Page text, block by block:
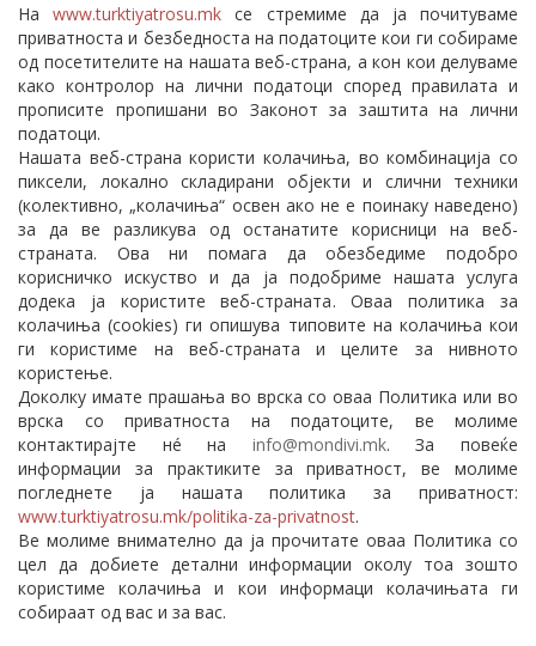
Наwww.turktiyatrosu.mk се стремиме да ја почитуваме
приватноста и безбедноста на податоците кои ги собираме
од посетителите на нашата веб-страна, а кон кои делуваме
како контролор на лични податоци според правилата и
прописите пропишани во Законот за заштита на лични
податоци.
Нашата веб-страна користи колачиња, во комбинација со
пиксели, локално складирани објекти и слични техники
(колективно, „колачиња“ освен ако не е поинаку наведено)
за да ве разликува од останатите корисници на веб-
страната. Ова ни помага да обезбедиме подобро
корисничко искуство и да ја подобриме нашата услуга
додека ја користите веб-страната. Оваа политика за
колачиња (cookies) ги опишува типовите на колачиња кои
ги користиме на веб-страната и целите за нивното
користење.
Доколку имате прашања во врска со оваа Политика или во
врска со приватноста на податоците, ве молиме
контактирајте нé на info@mondivi.mk. За повеќе
информации за практиките за приватност, ве молиме
погледнете ја нашата политика за приватност:
www.turktiyatrosu.mk/politika-za-privatnost.
Ве молиме внимателно да ја прочитате оваа Политика со
цел да добиете детални информации околу тоа зошто
користиме колачиња и кои информаци колачињата ги
собираат од вас и за вас.